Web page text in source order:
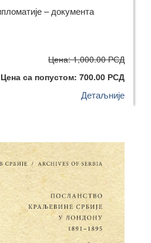
– документа
Цена: 1,000.00 РСД
Цена са попустом: 700.00 РСД
Детаљније